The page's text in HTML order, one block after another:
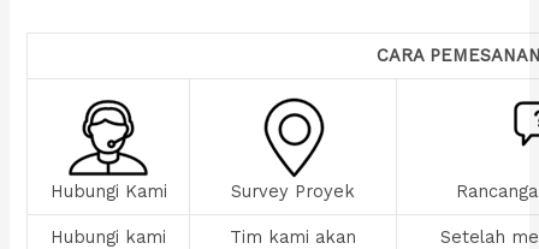
CARA
Hubungi Kami Survey Proyek
Hubungi kami
Tim kami akan
Setelah